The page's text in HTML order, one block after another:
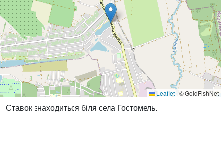
Leaflet | © GoldFishNet
Ставок знаходиться біля села Гостомель.